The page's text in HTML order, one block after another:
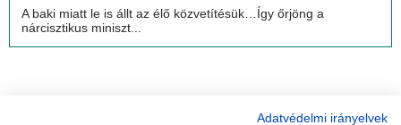
A baki miatt le is állt az élő közvetítésük…Így őrjöng a
nárcisztikus miniszt...
Adatvédelmi irányelvek